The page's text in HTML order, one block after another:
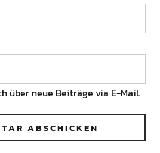
über neue Beiträge via E-Mail.